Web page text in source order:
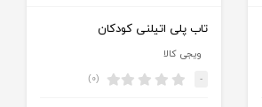
تاب پلی اتیلنی کودکان
ویجی کالا
- (۰)